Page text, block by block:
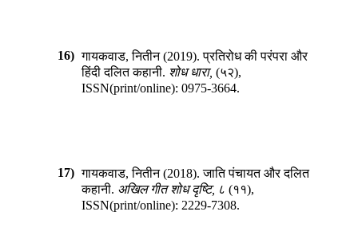
16) गायकवाड, नितीन(2019).प्रतिरोध की परंपरा और
हिंदी दलित कहानी. शोध धारा, (५२),
ISSN(print/online): 0975-3664.
17) गायकवाड, नितीन(2018).जाति पंचायत और दलित
कहानी. अखिल गीत शोध दृष्टि, ८ (११),
ISSN(print/online): 2229-7308.